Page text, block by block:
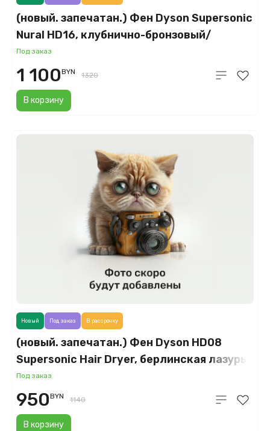
(новый. запечатан.) Фен Dyson Supersonic
Nural HD16, клубнично-бронзовый/
розовый румянец (Strawberry
Bronze/Blush Pink)
Под заказ
В корзину
1 100BYN 1320
(новый. запечатан.) Фен Dyson HD08
Supersonic Hair Dryer, берлинская лазурь/
медный (Blue/Copper)
Под заказ
В корзину
Новый Под заказ В рассрочку
950BYN 1140